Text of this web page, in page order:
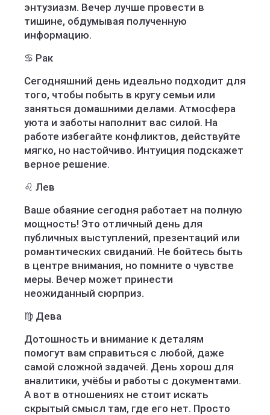
энтузиазм. Вечер лучше провести в
тишине, обдумывая полученную
информацию.
♋ Рак
Сегодняшний день идеально подходит для
того, чтобы побыть в кругу семьи или
заняться домашними делами. Атмосфера
уюта и заботы наполнит вас силой. На
работе избегайте конфликтов, действуйте
мягко, но настойчиво. Интуиция подскажет
верное решение.
♌ Лев
Ваше обаяние сегодня работает на полную
мощность! Это отличный день для
публичных выступлений, презентаций или
романтических свиданий. Не бойтесь быть
в центре внимания, но помните о чувстве
меры. Вечер может принести
неожиданный сюрприз.
♍ Дева
Дотошность и внимание к деталям
помогут вам справиться с любой, даже
самой сложной задачей. День хорош для
аналитики, учёбы и работы с документами.
А вот в отношениях не стоит искать
скрытый смысл там, где его нет. Просто